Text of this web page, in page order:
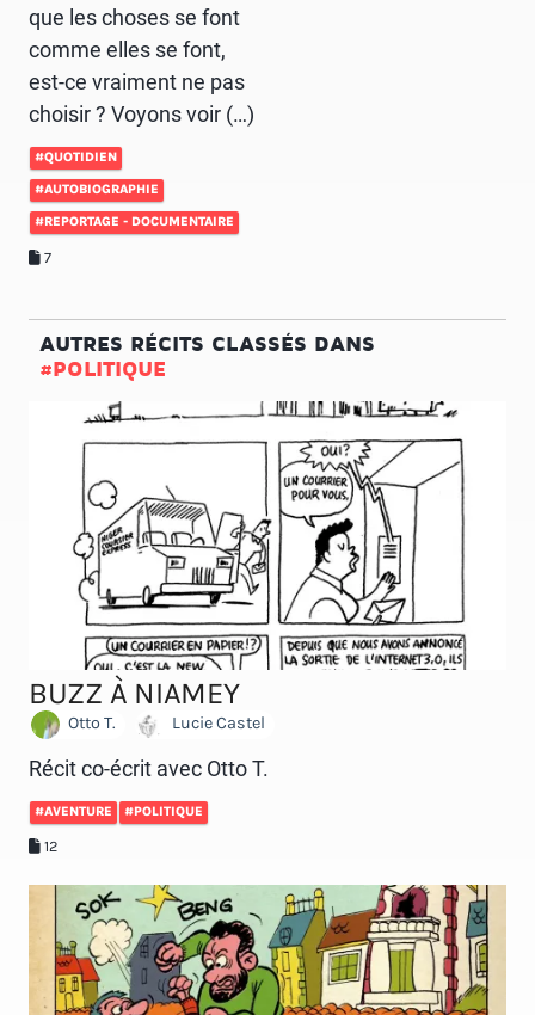
que les choses se font
comme elles se font,
est-ce vraiment ne pas
choisir ? Voyons voir (…)
#QUOTIDIEN
#AUTOBIOGRAPHIE
#REPORTAGE - DOCUMENTAIRE
7
AUTRES RÉCITS CLASSÉS DANS
#POLITIQUE
BUZZ À NIAMEY
Otto T. Lucie Castel
Récit co-écrit avec Otto T.
#AVENTURE #POLITIQUE
12